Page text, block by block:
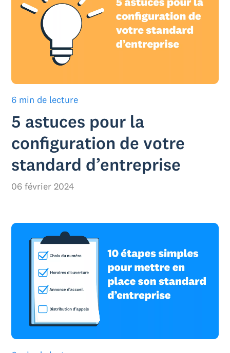
6 min de lecture
5 astuces pour la
configuration de votre
standard d’entreprise
06 février 2024